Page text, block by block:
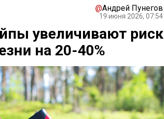
@Андрей Пунегов
19 июня 2026, 07:54
увеличивают риск
на 20-40%